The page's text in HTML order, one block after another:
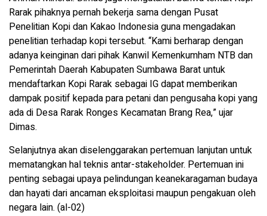
Rarak pihaknya pernah bekerja sama dengan Pusat
Penelitian Kopi dan Kakao Indonesia guna mengadakan
penelitian terhadap kopi tersebut. “Kami berharap dengan
adanya keinginan dari pihak Kanwil Kemenkumham NTB dan
Pemerintah Daerah Kabupaten Sumbawa Barat untuk
mendaftarkan Kopi Rarak sebagai IG dapat memberikan
dampak positif kepada para petani dan pengusaha kopi yang
ada di Desa Rarak Ronges Kecamatan Brang Rea,” ujar
Dimas.
Selanjutnya akan diselenggarakan pertemuan lanjutan untuk
mematangkan hal teknis antar-stakeholder. Pertemuan ini
penting sebagai upaya pelindungan keanekaragaman budaya
dan hayati dari ancaman eksploitasi maupun pengakuan oleh
negara lain. (al-02)